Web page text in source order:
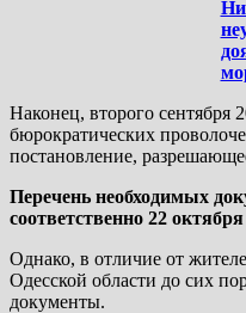
Наконец, второго сентября
бюрократических
постановление,
Перечень необходимых
соответственно 22
Однако, в отличие от
Одесской области до сих
документы.